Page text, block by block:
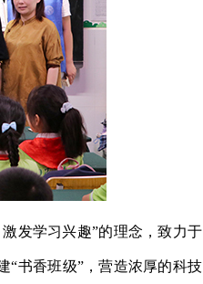
发学习兴趣”的理念，致力于
“书香班级”，营造浓厚的科技